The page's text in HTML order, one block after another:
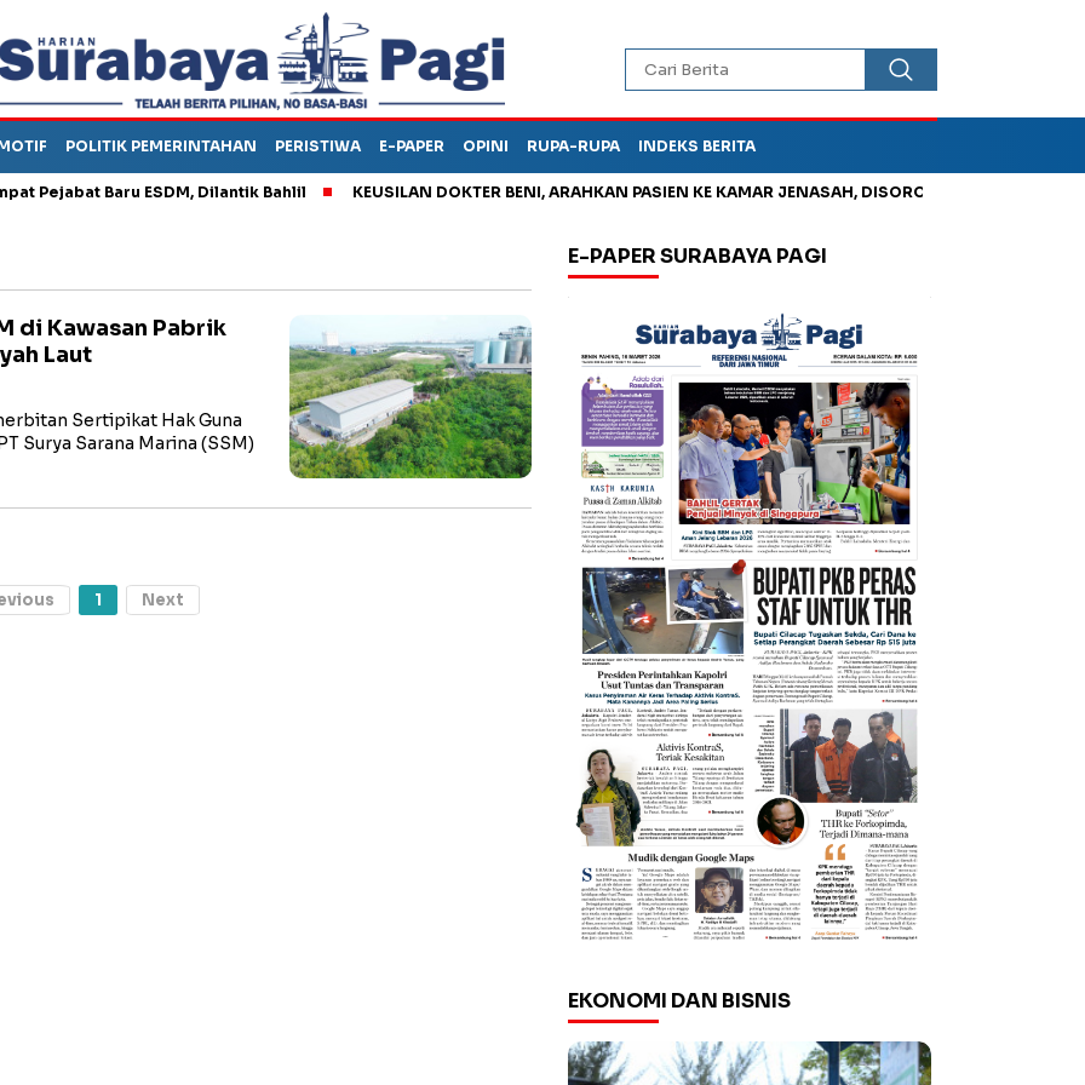
POLITIK PEMERINTAHAN PERISTIWA E-PAPER OPINI RUPA-RUPA INDEKS BERITA
Baru ESDM, Dilantik Bahlil KEUSILAN DOKTER BENI, ARAHKAN PASIEN KE KAMAR JENASAH, DISOROT
di Kawasan Pabrik
Laut
Sertipikat Hak Guna
Surya Sarana Marina (SSM)
1 Next
E-PAPER SURABAYA PAGI
EKONOMI DAN BISNIS